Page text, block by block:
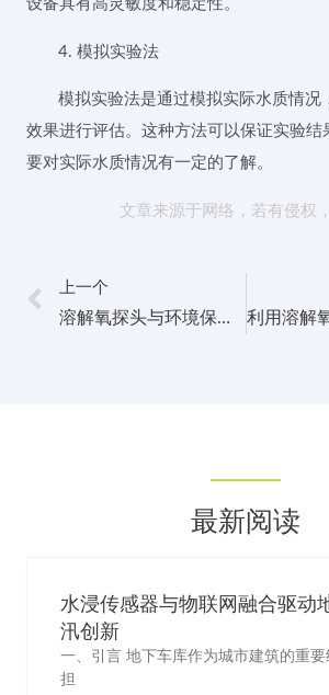
设备具有高灵敏度和稳定性。
4. 模拟实验法
模拟实验法是通过模拟实际水质情况
效果进行评估。这种方法可以保证实验结
要对实际水质情况有一定的了解。
文章来源于网络，若有侵权
上一个
溶解氧探头与环境保护的关系剖析
最新阅读
水浸传感器与物联网融合驱动
汛创新
一、引言 地下车库作为城市建筑的重
担